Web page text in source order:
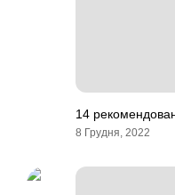
14
8 Грудня, 2022